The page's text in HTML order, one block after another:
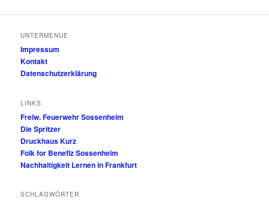
UNTERMENUE
Impressum
Kontakt
Datenschutzerklärung
LINKS
Freiw. Feuerwehr Sossenheim
Die Spritzer
Druckhaus Kurz
Folk for Benefiz Sossenheim
Nachhaltigkeit Lernen in Frankfurt
SCHLAGWÖRTER